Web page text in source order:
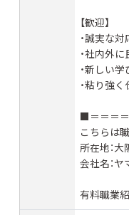
【歓迎】
・誠実な
・社内外
・新しい
・粘り強
■＝＝＝
こちらは
所在地：
会社名：
有料職業